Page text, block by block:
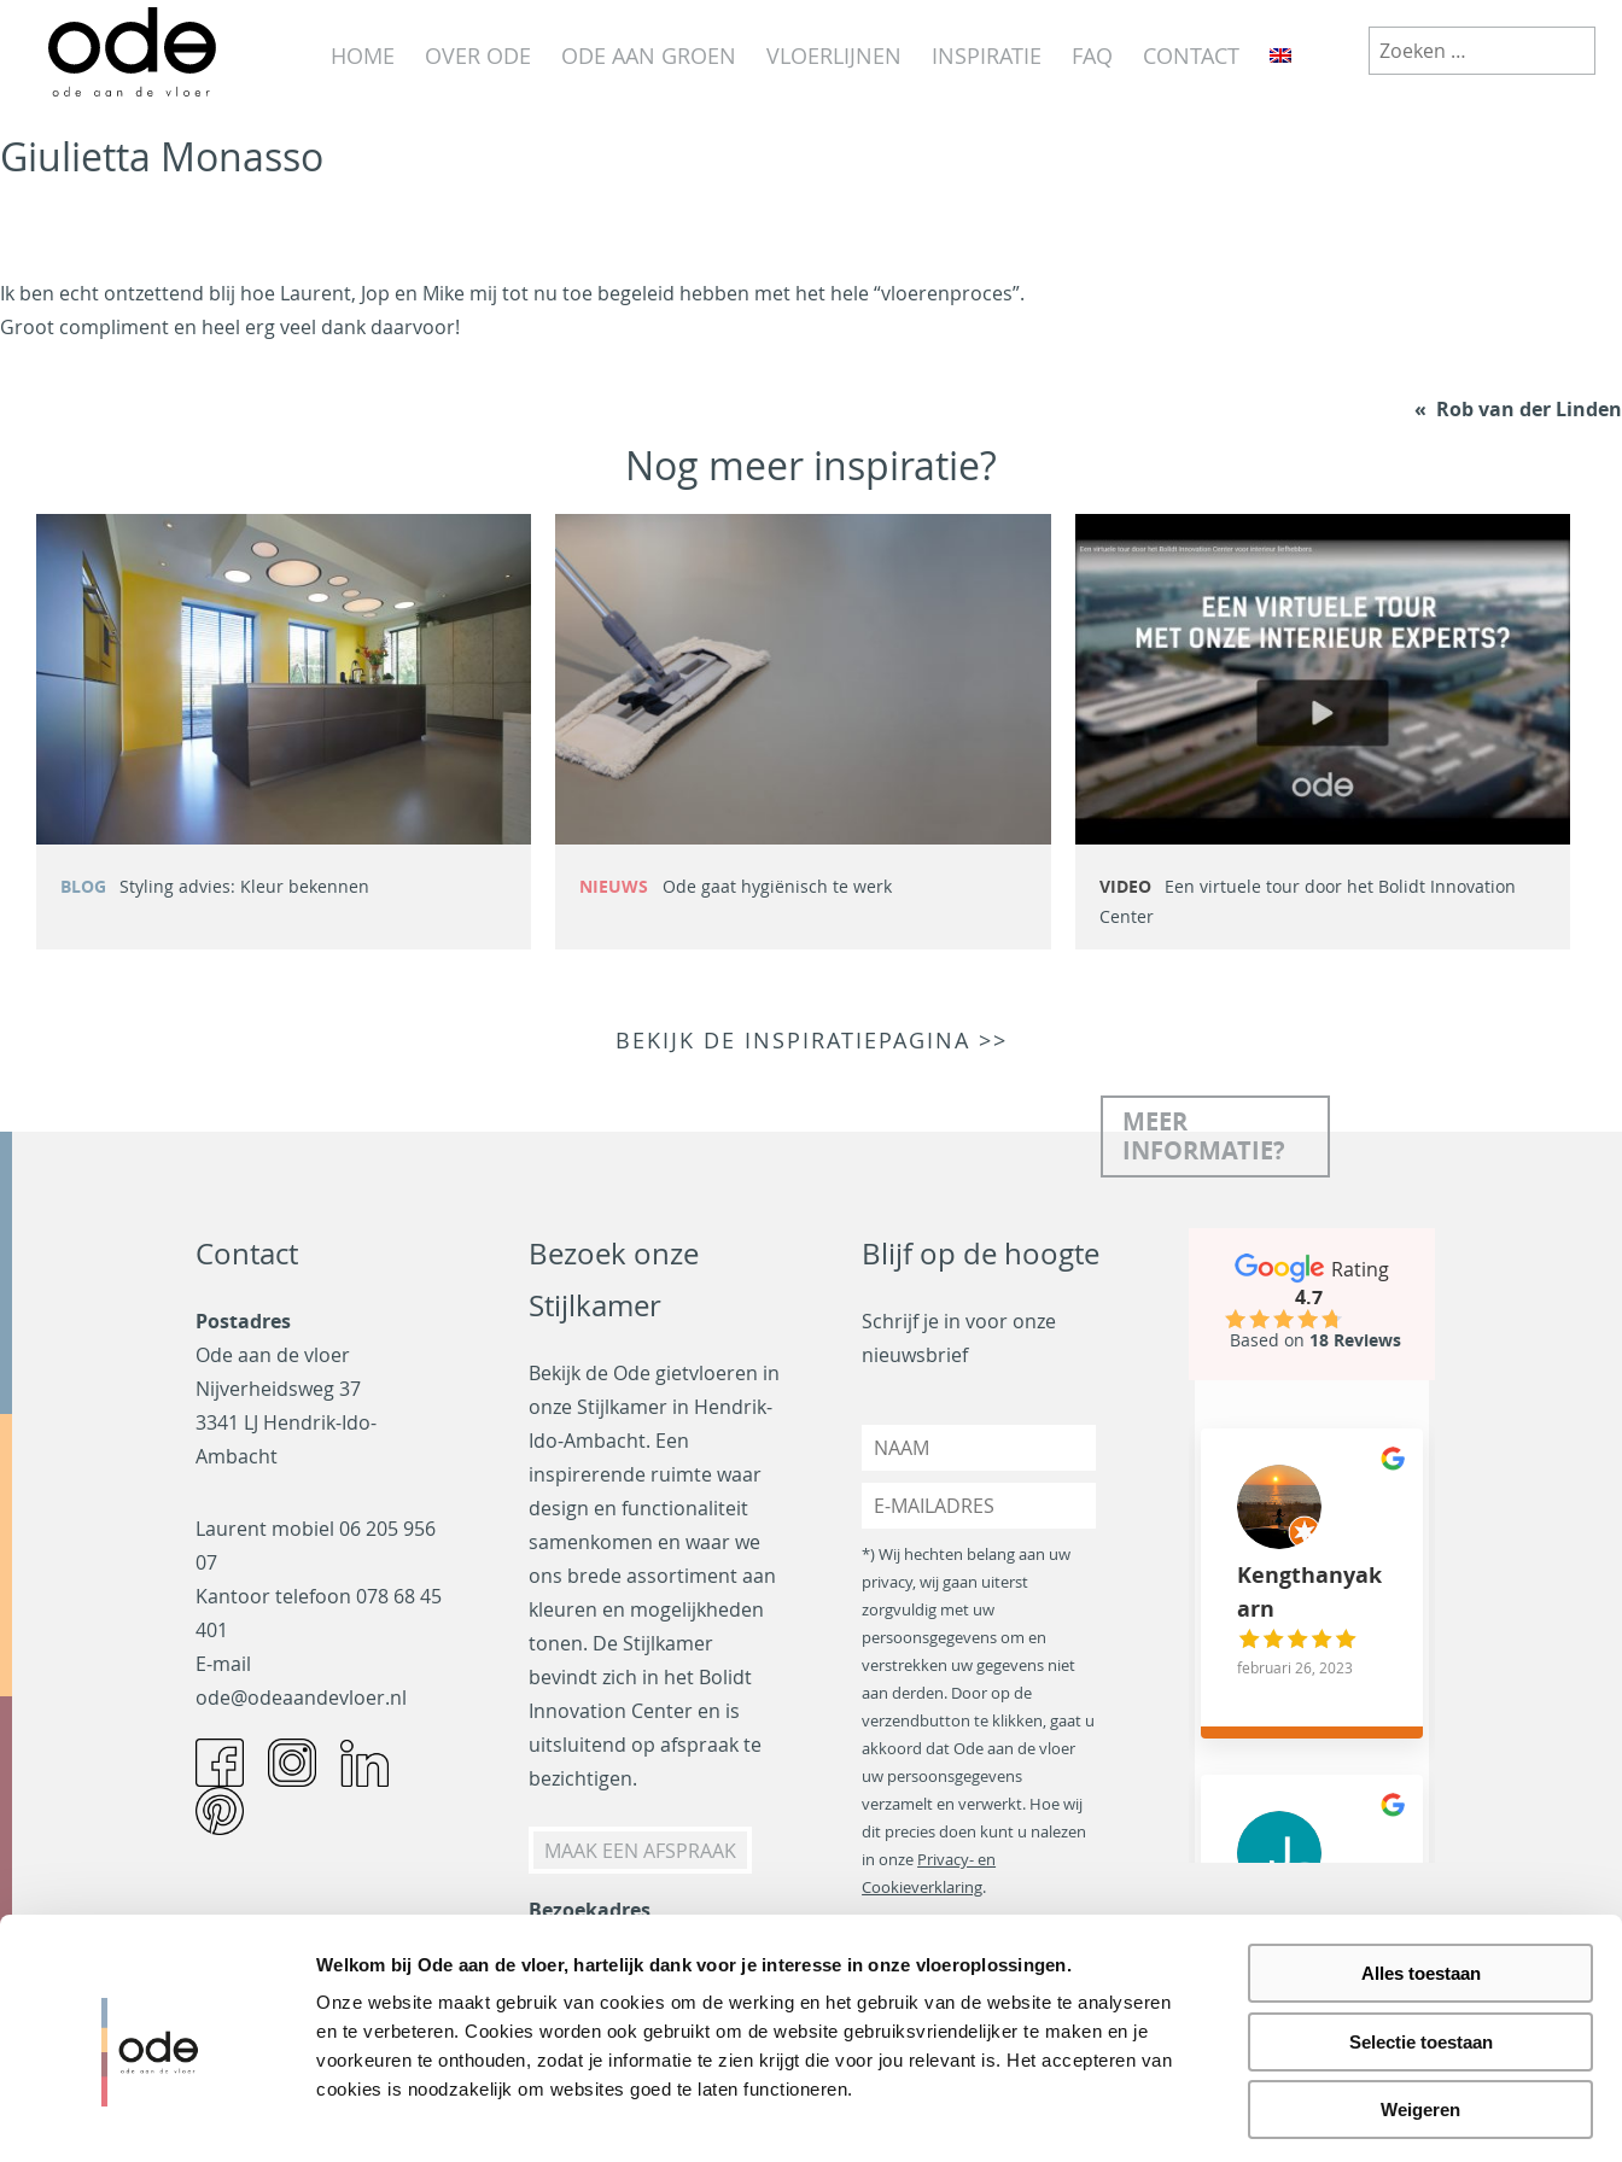
Welkom bij Ode aan de vloer, hartelijk dank voor je interesse in onze vloeroplossingen.
Onze website maakt gebruik van cookies om de werking en het gebruik van de website te analyseren
en te verbeteren. Cookies worden ook gebruikt om de website gebruiksvriendelijker te maken en je
voorkeuren te onthouden, zodat je informatie te zien krijgt die voor jou relevant is. Het accepteren van
cookies is noodzakelijk om websites goed te laten functioneren.
Alles toestaan
Selectie toestaan
Weigeren
content
Just another WordPress
HOME OVER ODE ODE AAN GROEN VLOERLIJNEN INSPIRATIE FAQ CONTACT
Zoeken
naar:
Giulietta Monasso
Ik ben echt ontzettend blij hoe Laurent, Jop en Mike mij tot nu toe begeleid hebben met het hele “vloerenproces”.
Groot compliment en heel erg veel dank daarvoor!
Rob van der Linden
Nog meer inspiratie?
BLOG Styling advies: Kleur bekennen NIEUWS Ode gaat hygiënisch te werk VIDEO
Een virtuele tour door het Bolidt Innovation
Center
BEKIJK DE INSPIRATIEPAGINA >>
MEER
INFORMATIE?
Contact
Postadres
Ode aan de vloer
Nijverheidsweg 37
3341 LJ Hendrik-Ido-
Ambacht
Laurent mobiel06 205 956
07
Kantoor telefoon078 68 45
401
E-mail
ode@odeaandevloer.nl
Bezoek onze
Stijlkamer
Bekijk de Ode gietvloeren in
onze Stijlkamer in Hendrik-
Ido-Ambacht. Een
inspirerende ruimte waar
design en functionaliteit
samenkomen en waar we
ons brede assortiment aan
kleuren en mogelijkheden
tonen. De Stijlkamer
bevindt zich in het Bolidt
Innovation Center en is
uitsluitend op afspraak te
bezichtigen.
MAAK EEN AFSPRAAK
Bezoekadres
Noordeinde 2
3341 LW Hendrik-Ido-
Ambacht
Blijf op de hoogte
Schrijf je in voor onze
nieuwsbrief
N
m
m
a
i
l
a
d
r
s
*
*) Wij hechten belang aan uw
privacy, wij gaan uiterst
zorgvuldig met uw
persoonsgegevens om en
verstrekken uw gegevens niet
aan derden. Door op de
verzendbutton te klikken, gaat u
akkoord dat Ode aan de vloer
uw persoonsgegevens
verzamelt en verwerkt. Hoe wij
dit precies doen kunt u nalezen
in onze Privacy- en
Cookieverklaring.
VERSTUREN *
Rating
4.7
Based on 18 Reviews
Kengthanyak
arn
februari 26, 2023
Johan
Companjen
november 26, 2022
Prachtige locatie
krijgen. Tevens
Afspraak maken
>
Offerte aanvragen